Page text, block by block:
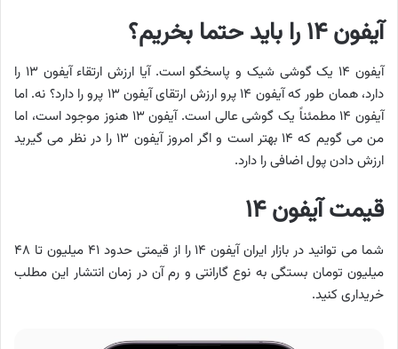
آیفون ۱۴ را باید حتما بخریم؟
آیفون ۱۴ یک گوشی شیک و پاسخگو است. آیا ارزش ارتقاء آیفون ۱۳ را
دارد، همان طور که آیفون ۱۴ پرو ارزش ارتقای آیفون ۱۳ پرو را دارد؟ نه. اما
آیفون ۱۴ مطمئناً یک گوشی عالی است. آیفون ۱۳ هنوز موجود است، اما
من می گویم که ۱۴ بهتر است و اگر امروز آیفون ۱۳ را در نظر می گیرید
ارزش دادن پول اضافی را دارد.
قیمت آیفون ۱۴
شما می توانید در بازار ایران آیفون ۱۴ را از قیمتی حدود ۴۱ میلیون تا ۴۸
میلیون تومان بستگی به نوع گارانتی و رم آن در زمان انتشار این مطلب
خریداری کنید.